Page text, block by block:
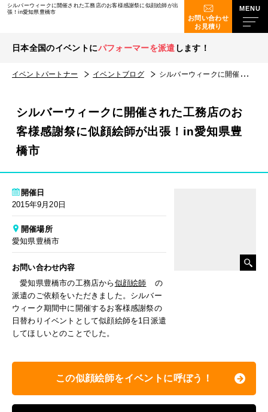
シルバーウィークに開催された工務店のお客様感謝祭に似顔絵師が出
張！in愛知県豊橋市
お問い合わせ
お見積り
日本全国のイベントにパフォーマーを派遣 します！
イベントパートナー イベントブログ シルバーウィークに開催された工務店のお客様感謝祭に似顔絵師が出張！in愛知県豊橋市
シルバーウィークに開催された工務店のお
客様感謝祭に似顔絵師が出張！in愛知県豊
橋市
開催日
2015年9月20日
開催場所
愛知県豊橋市
お問い合わせ内容
愛知県豊橋市の工務店から 似顔絵師
の
派遣のご依頼をいただきました。シルバー
ウィーク期間中に開催するお客様感謝祭の
日替わりイベントとして似顔絵師を1日派遣
してほしいとのことでした。
この似顔絵師をイベントに呼ぼう！